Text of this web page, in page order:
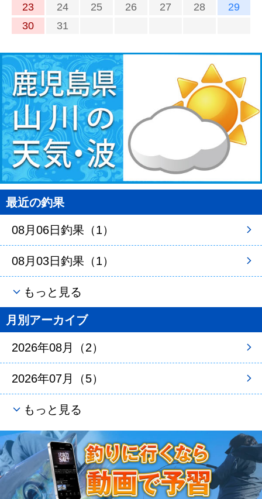
23
24 25 26 27 28
29
30
31
最近の釣果
08月06日釣果（1）
08月03日釣果（1）
もっと見る
月別アーカイブ
2026年08月（2）
2026年07月（5）
もっと見る